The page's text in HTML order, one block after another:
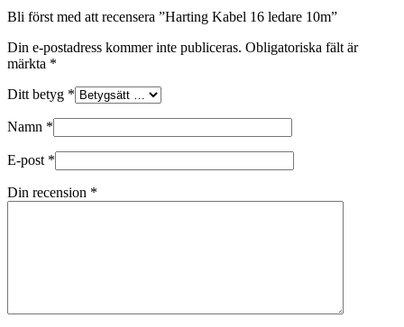
Bli först med att recensera ”Harting Kabel 16 ledare 10m”
Din e-postadress kommer inte publiceras. Obligatoriska fält är
märkta *
Ditt betyg *
Namn *
E-post *
Din recension *